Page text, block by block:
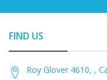
FIND US
Roy Glover 4610, ,